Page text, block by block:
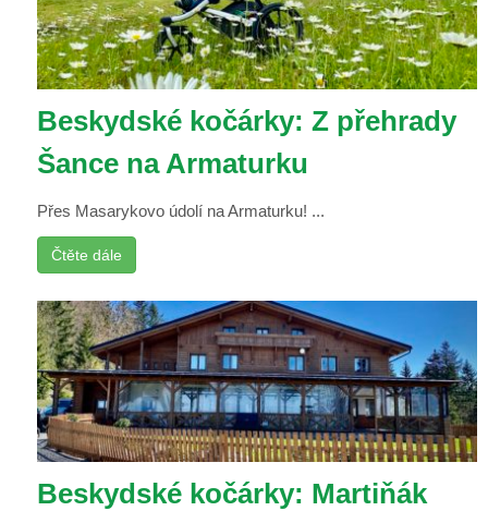
Beskydské kočárky: Z přehrady
Šance na Armaturku
Přes Masarykovo údolí na Armaturku! ...
Čtěte dále
Beskydské kočárky: Martiňák